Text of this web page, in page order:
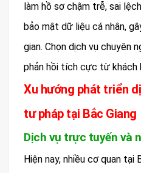
làm hồ sơ chậm trễ, sai
bảo mật dữ liệu cá nhân,
gian. Chọn dịch vụ chuyên
phản hồi tích cực từ khách
Xu hướng phát triển
tư pháp tại Bắc Giang
Dịch vụ trực tuyến và
Hiện nay, nhiều cơ quan tại